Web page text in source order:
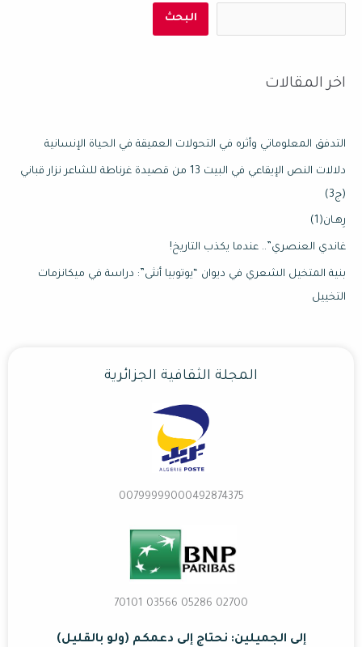
البحث
اخر المقالات
التدفق المعلوماتي وأثره في التحولات العميقة في الحياة الإنسانية
دلالات النص الإيقاعي في البيت 13 من قصيدة غرناطة للشاعر نزار قباني
(ج3)
رِهـان(1)
غاندي العنصري”.. عندما يكذب التاريخ!
بنية المتخيل الشعري في ديوان “يوتوبيا أنثى”: دراسة في ميكانزمات
التخييل
المجلة الثقافية الجزائرية
00799999000492874375
02700 70101 03566 05286
إلى الجميلين: نحتاج إلى دعمكم (ولو بالقليل)